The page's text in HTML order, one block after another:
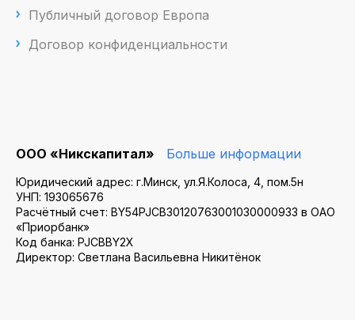
Публичный договор Европа
Договор конфиденциальности
ООО «Никскапитал» Больше информации
Юридический адрес: г.Минск, ул.Я.Колоса, 4, пом.5н
УНП: 193065676
Расчётный счет: BY54PJCB30120763001030000933 в ОАО
«Приорбанк»
Код банка: PJCBBY2X
Директор: Светлана Васильевна Никитёнок